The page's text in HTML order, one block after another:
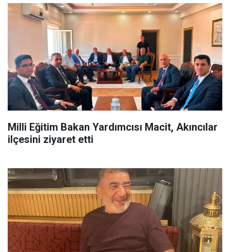
Milli Eğitim Bakan Yardımcısı Macit, Akıncılar
ilçesini ziyaret etti